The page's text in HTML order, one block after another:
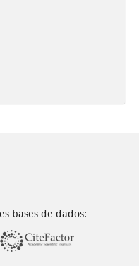
bases de dados: